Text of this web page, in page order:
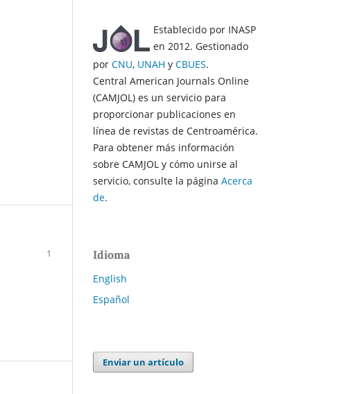
1
Establecido por INASP
en 2012. Gestionado
por CNU, UNAH y CBUES.
Central American Journals Online
(CAMJOL) es un servicio para
proporcionar publicaciones en
línea de revistas de Centroamérica.
Para obtener más información
sobre CAMJOL y cómo unirse al
servicio, consulte la página Acerca
de.
Idioma
English
Español
Enviar un artículo